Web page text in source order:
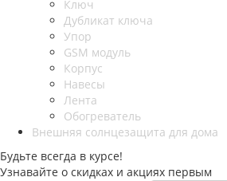
Ключ
Дубликат ключа
Упор
GSM модуль
Корпус
Навесы
Лента
Обогреватель
Внешняя солнцезащита для дома
Будьте всегда в курсе!
Узнавайте о скидках и акциях первым